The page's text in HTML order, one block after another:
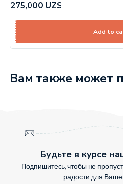
275,000 UZS
Add to
Вам также может
Будьте в курсе
Подпишитесь, чтобы не
радости для